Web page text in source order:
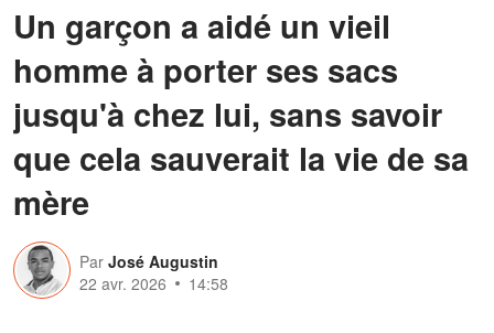
Un garçon a aidé un vieil
homme à porter ses sacs
jusqu'à chez lui, sans savoir
que cela sauverait la vie de sa
mère
Par José Augustin
22 avr. 2026
14:58